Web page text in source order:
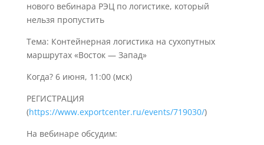
нового вебинара РЭЦ по логистике, который
нельзя пропустить
Тема: Контейнерная логистика на сухопутных
маршрутах «Восток — Запад»
Когда? 6 июня, 11:00 (мск)
РЕГИСТРАЦИЯ
(https://www.exportcenter.ru/events/719030/)
На вебинаре обсудим: